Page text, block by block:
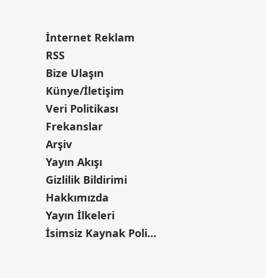
İnternet Reklam
RSS
Bize Ulaşın
Künye/İletişim
Veri Politikası
Frekanslar
Arşiv
Yayın Akışı
Gizlilik Bildirimi
Hakkımızda
Yayın İlkeleri
İsimsiz Kaynak Politikası